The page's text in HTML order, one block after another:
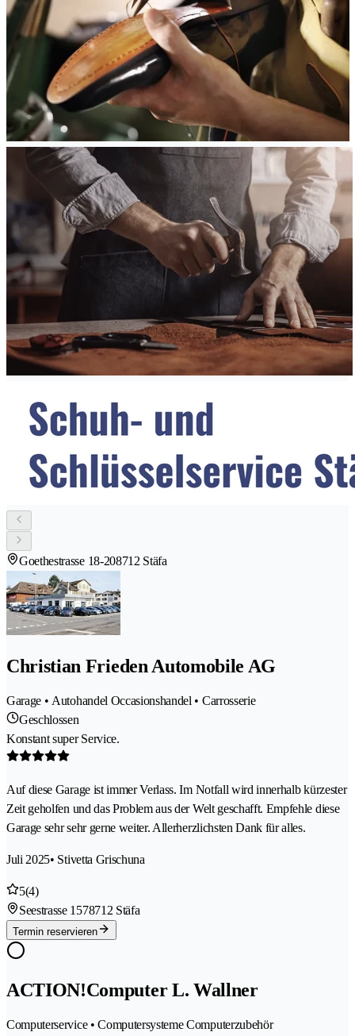
Goethestrasse 18-208712 Stäfa
Christian Frieden Automobile AG
Garage • Autohandel Occasionshandel • Carrosserie
Geschlossen
Konstant super Service.
Auf diese Garage ist immer Verlass. Im Notfall wird innerhalb kürzester
Zeit geholfen und das Problem aus der Welt geschafft. Empfehle diese
Garage sehr sehr gerne weiter. Allerherzlichsten Dank für alles.
Juli 2025• Stivetta Grischuna
5(4)
Seestrasse 1578712 Stäfa
Termin reservieren
ACTION!Computer L. Wallner
Computerservice • Computersysteme Computerzubehör